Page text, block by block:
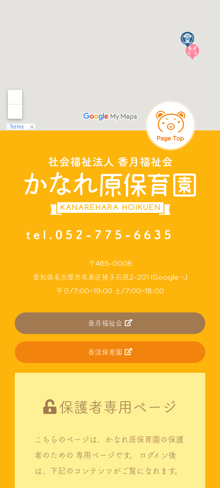
〒465-0008
愛知県名古屋市名東区猪子石原2-201 (Googleへ)
平日/7:00~19:00 土/7:00~18:00
香月福祉会
香流保育園
保護者専用ページ
こちらのページは、かなれ原保育園の保護
者のための 専用ページです。
ログイン後
は、下記のコンテンツがご覧になれます。